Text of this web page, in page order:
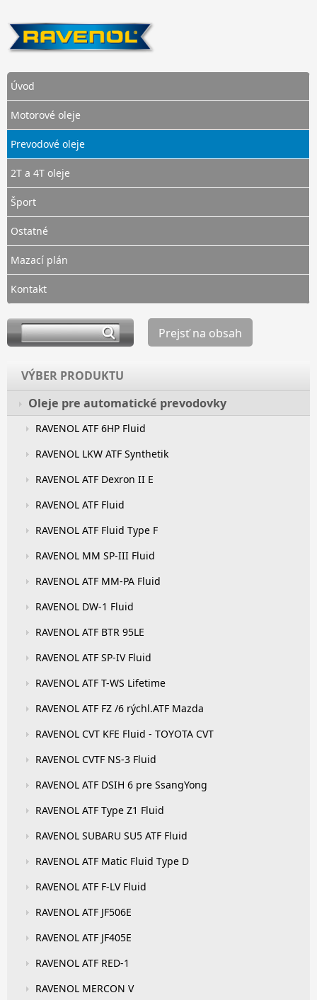
Úvod
Motorové oleje
Prevodové oleje
2T a 4T oleje
Šport
Ostatné
Mazací plán
Kontakt
Prejsť na obsah
VÝBER PRODUKTU
Oleje pre automatické prevodovky
RAVENOL ATF 6HP Fluid
RAVENOL LKW ATF Synthetik
RAVENOL ATF Dexron II E
RAVENOL ATF Fluid
RAVENOL ATF Fluid Type F
RAVENOL MM SP-III Fluid
RAVENOL ATF MM-PA Fluid
RAVENOL DW-1 Fluid
RAVENOL ATF BTR 95LE
RAVENOL ATF SP-IV Fluid
RAVENOL ATF T-WS Lifetime
RAVENOL ATF FZ /6 rýchl.ATF Mazda
RAVENOL CVT KFE Fluid - TOYOTA CVT
RAVENOL CVTF NS-3 Fluid
RAVENOL ATF DSIH 6 pre SsangYong
RAVENOL ATF Type Z1 Fluid
RAVENOL SUBARU SU5 ATF Fluid
RAVENOL ATF Matic Fluid Type D
RAVENOL ATF F-LV Fluid
RAVENOL ATF JF506E
RAVENOL ATF JF405E
RAVENOL ATF RED-1
RAVENOL MERCON V